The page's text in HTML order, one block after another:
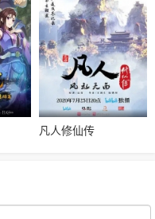
凡人修仙传